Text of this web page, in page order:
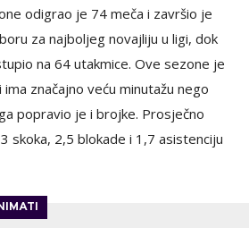
odigrao je 74 meča i završio je
za najboljeg novajliju u ligi, dok
na 64 utakmice. Ove sezone je
značajno veću minutažu nego
popravio je i brojke. Prosječno
skoka, 2,5 blokade i 1,7 asistenciju